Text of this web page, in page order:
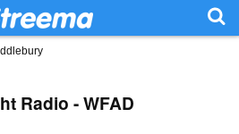
Radio - WFAD